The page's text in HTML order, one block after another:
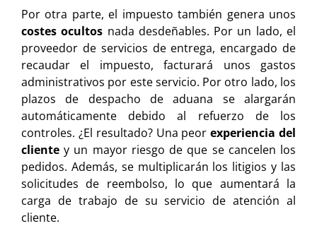
Por otra parte, el impuesto también genera unos
costes ocultos nada desdeñables. Por un lado, el
proveedor de servicios de entrega, encargado de
recaudar el impuesto, facturará unos gastos
administrativos por este servicio. Por otro lado, los
plazos de despacho de aduana se alargarán
automáticamente debido al refuerzo de los
controles. ¿El resultado? Una peor experiencia del
cliente y un mayor riesgo de que se cancelen los
pedidos. Además, se multiplicarán los litigios y las
solicitudes de reembolso, lo que aumentará la
carga de trabajo de su servicio de atención al
cliente.